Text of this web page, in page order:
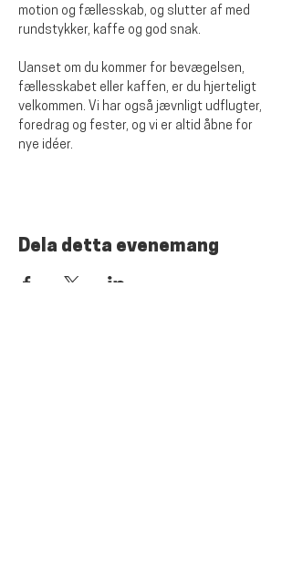
motion og fællesskab, og slutter af med
rundstykker, kaffe og god snak.
Uanset om du kommer for bevægelsen,
fællesskabet eller kaffen, er du hjerteligt
velkommen. Vi har også jævnligt udflugter,
foredrag og fester, og vi er altid åbne for
nye idéer.
Dela detta evenemang